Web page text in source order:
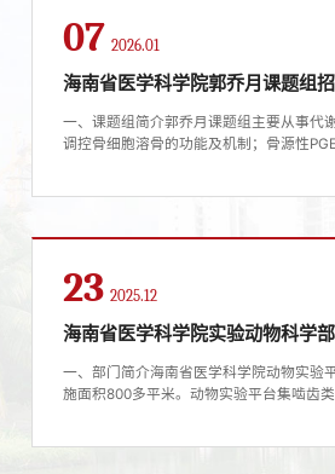
07 2026.01
海南省医学科学院郭乔月课题组
一、课题组简介郭乔月课题组主要从事代
调控骨细胞溶骨的功能及机制；骨源性
23 2025.12
海南省医学科学院实验动物科学
一、部门简介海南省医学科学院动物实验
施面积800多平米。动物实验平台集啮齿